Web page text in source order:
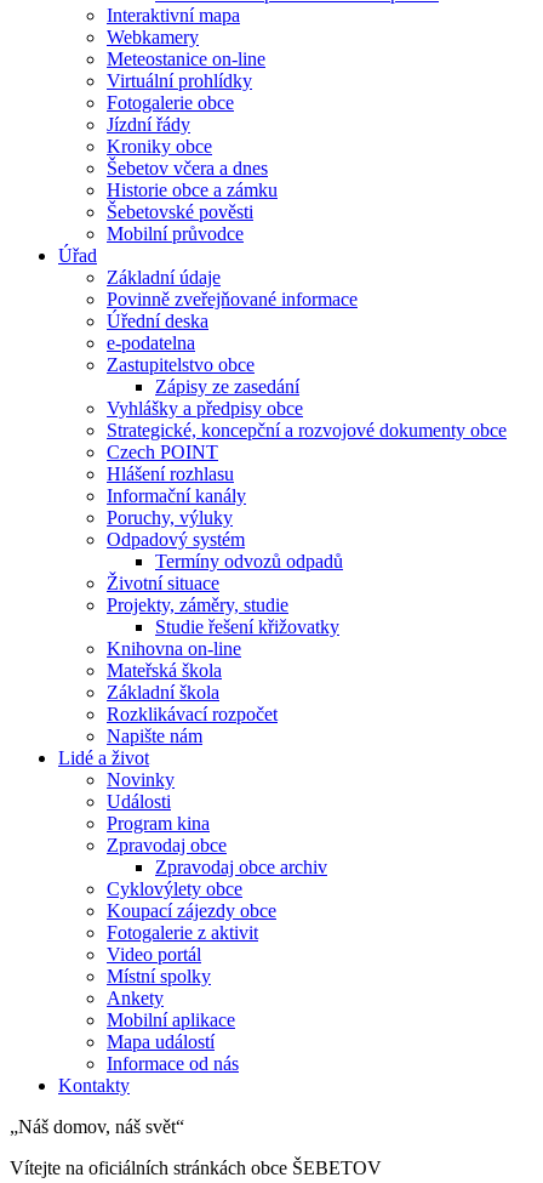
Interaktivní mapa
Webkamery
Meteostanice on-line
Virtuální prohlídky
Fotogalerie obce
Jízdní řády
Kroniky obce
Šebetov včera a dnes
Historie obce a zámku
Šebetovské pověsti
Mobilní průvodce
Úřad
Základní údaje
Povinně zveřejňované informace
Úřední deska
e-podatelna
Zastupitelstvo obce
Zápisy ze zasedání
Vyhlášky a předpisy obce
Strategické, koncepční a rozvojové dokumenty obce
Czech POINT
Hlášení rozhlasu
Informační kanály
Poruchy, výluky
Odpadový systém
Termíny odvozů odpadů
Životní situace
Projekty, záměry, studie
Studie řešení křižovatky
Knihovna on-line
Mateřská škola
Základní škola
Rozklikávací rozpočet
Napište nám
Lidé a život
Novinky
Události
Program kina
Zpravodaj obce
Zpravodaj obce archiv
Cyklovýlety obce
Koupací zájezdy obce
Fotogalerie z aktivit
Video portál
Místní spolky
Ankety
Mobilní aplikace
Mapa událostí
Informace od nás
Kontakty
„Náš domov, náš svět“
Vítejte na oficiálních stránkách obce ŠEBETOV